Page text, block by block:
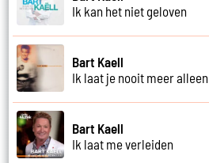
Ik kan het niet geloven
Bart Kaell
Ik laat je nooit meer alleen
Bart Kaell
Ik laat me verleiden